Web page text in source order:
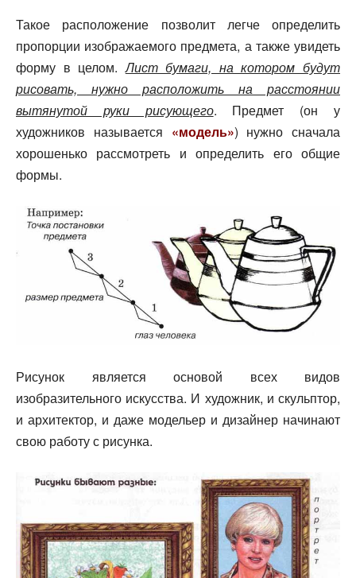
Такое расположение позволит легче определить
пропорции изображаемого предмета, а также увидеть
форму в целом.Лист бумаги, на котором будут
рисовать, нужно расположить на расстоянии
вытянутой руки рисующего. Предмет (он у
художников называется «модель») нужно сначала
хорошенько рассмотреть и определить его общие
формы.
Рисунок является основой всех видов
изобразительного искусства. И художник, и скульптор,
и архитектор, и даже модельер и дизайнер начинают
свою работу с рисунка.